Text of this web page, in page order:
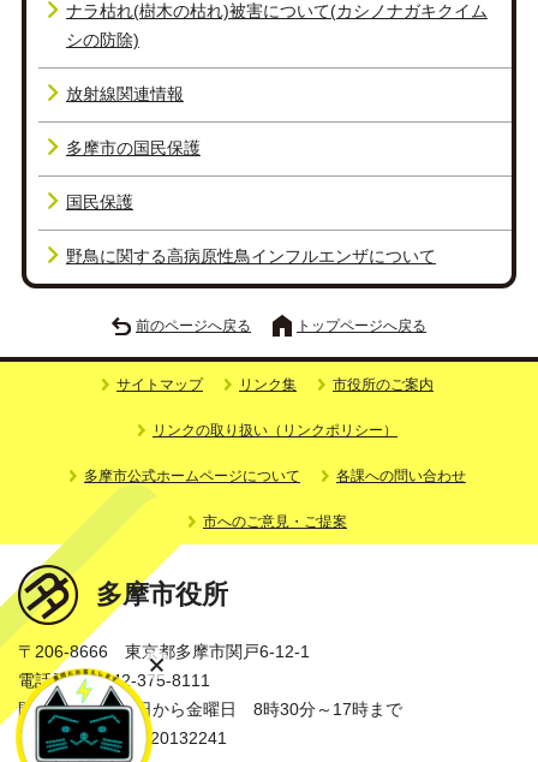
ナラ枯れ(樹木の枯れ)被害について(カシノナガキクイム
シの防除)
放射線関連情報
多摩市の国民保護
国民保護
野鳥に関する高病原性鳥インフルエンザについて
前のページへ戻る トップページへ戻る
サイトマップ リンク集 市役所のご案内
リンクの取り扱い（リンクポリシー）
多摩市公式ホームページについて 各課への問い合わせ
市へのご意見・ご提案
多摩市役所
〒206-8666 東京都多摩市関戸6-12-1
電話番号：042-375-8111
開庁時間：月曜日から金曜日 8時30分～17時まで
法人番号：3000020132241